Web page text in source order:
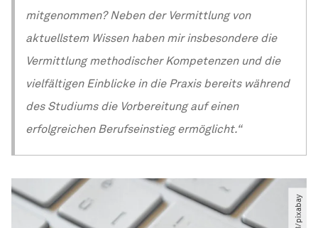
mitgenommen? Neben der Vermittlung von
aktuellstem Wissen haben mir insbesondere die
Vermittlung methodischer Kompetenzen und die
vielfältigen Einblicke in die Praxis bereits während
des Studiums die Vorbereitung auf einen
erfolgreichen Berufseinstieg ermöglicht.“